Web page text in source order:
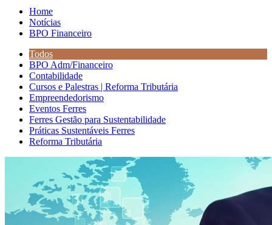
Home
Notícias
BPO Financeiro
Todos
BPO Adm/Financeiro
Contabilidade
Cursos e Palestras | Reforma Tributária
Empreendedorismo
Eventos Ferres
Ferres Gestão para Sustentabilidade
Práticas Sustentáveis Ferres
Reforma Tributária